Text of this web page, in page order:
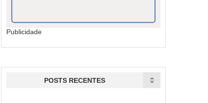
Publicidade
POSTS RECENTES